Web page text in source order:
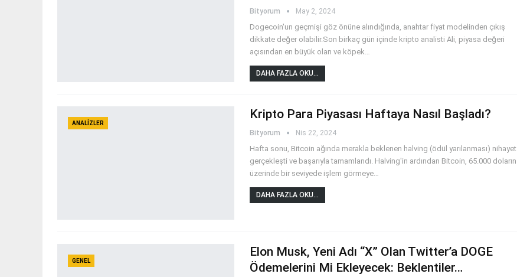
Bityorum May 2, 2024
Dogecoin'un geçmişi göz önüne alındığında, anahtar fiyat modelinden çıkış
dikkate değer olabilir.Son birkaç gün içinde kripto analisti Ali, piyasa değeri
açısından en büyük olan ve köpek…
DAHA FAZLA OKU...
ANALIZLER
Kripto Para Piyasası Haftaya Nasıl Başladı?
Bityorum Nis 22, 2024
Hafta sonu, Bitcoin ağında merakla beklenen halving (ödül yarılanması) nihayet
gerçekleşti ve başarıyla tamamlandı. Halving'in ardından Bitcoin, 65.000 doların
üzerinde bir seviyede işlem görmeye…
DAHA FAZLA OKU...
GENEL
Elon Musk, Yeni Adı “X” Olan Twitter’a DOGE
Ödemelerini Mi Ekleyecek: Beklentiler…